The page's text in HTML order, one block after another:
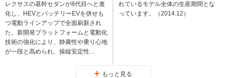
レクサスの基幹セダンが8代目へと進
化し、HEVとバッテリーEVを併せも
つ電動ラインアップで全面刷新され
た。新開発プラットフォームと電動化
技術の強化により、静粛性や乗り心地
が一段と高められ、操縦安定性…
れているモデル全体の生産期間とな
っています。（2014.12）
もっと見る